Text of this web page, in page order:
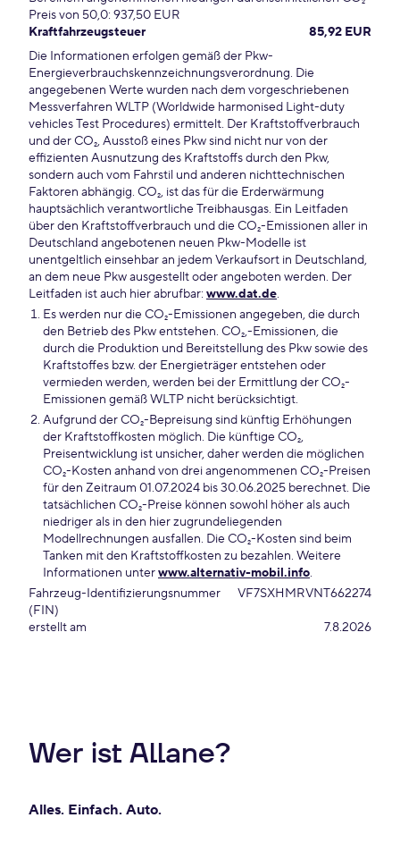
Preis von 50,0: 937,50 EUR
Kraftfahrzeugsteuer
85,92 EUR
Die Informationen erfolgen gemäß der Pkw-
Energieverbrauchskennzeichnungsverordnung. Die
angegebenen Werte wurden nach dem vorgeschriebenen
Messverfahren WLTP (Worldwide harmonised Light-duty
vehicles Test Procedures) ermittelt. Der Kraftstoffverbrauch
und der CO₂, Ausstoß eines Pkw sind nicht nur von der
effizienten Ausnutzung des Kraftstoffs durch den Pkw,
sondern auch vom Fahrstil und anderen nichttechnischen
Faktoren abhängig. CO₂, ist das für die Erderwärmung
hauptsächlich verantwortliche Treibhausgas. Ein Leitfaden
über den Kraftstoffverbrauch und die CO₂-Emissionen aller in
Deutschland angebotenen neuen Pkw-Modelle ist
unentgeltlich einsehbar an jedem Verkaufsort in Deutschland,
an dem neue Pkw ausgestellt oder angeboten werden. Der
Leitfaden ist auch hier abrufbar: www.dat.de.
Es werden nur die CO₂-Emissionen angegeben, die durch
den Betrieb des Pkw entstehen. CO₂,-Emissionen, die
durch die Produktion und Bereitstellung des Pkw sowie des
Kraftstoffes bzw. der Energieträger entstehen oder
vermieden werden, werden bei der Ermittlung der CO₂-
Emissionen gemäß WLTP nicht berücksichtigt.
Aufgrund der CO₂-Bepreisung sind künftig Erhöhungen
der Kraftstoffkosten möglich. Die künftige CO₂,
Preisentwicklung ist unsicher, daher werden die möglichen
CO₂-Kosten anhand von drei angenommenen CO₂-Preisen
für den Zeitraum 01.07.2024 bis 30.06.2025 berechnet. Die
tatsächlichen CO₂-Preise können sowohl höher als auch
niedriger als in den hier zugrundeliegenden
Modellrechnungen ausfallen. Die CO₂-Kosten sind beim
Tanken mit den Kraftstoffkosten zu bezahlen. Weitere
Informationen unterwww.alternativ-mobil.info.
Fahrzeug-Identifizierungsnummer
(FIN)
VF7SXHMRVNT662274
erstellt am 7.8.2026
Wer ist Allane?
Alles. Einfach. Auto.